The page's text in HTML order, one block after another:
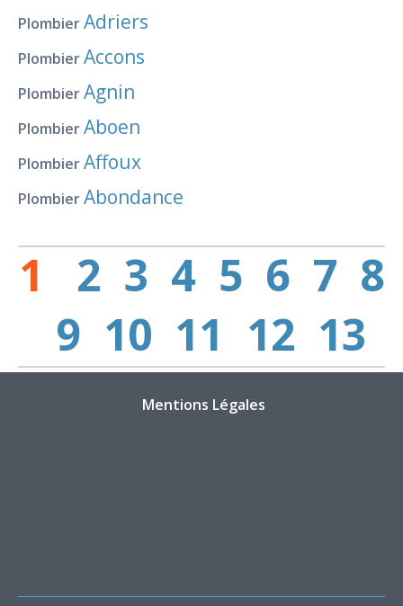
PlombierAdriers
PlombierAccons
PlombierAgnin
PlombierAboen
PlombierAffoux
PlombierAbondance
1 2 3 4 5 6 7 8
9 10 11 12 13
Mentions Légales